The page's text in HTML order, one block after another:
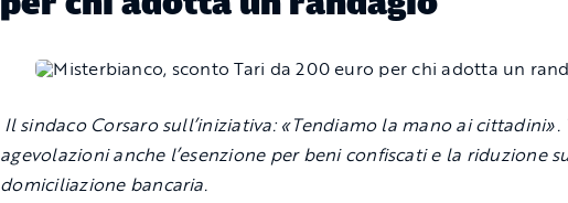
Il sindaco Corsaro sull’iniziativa: «Tendiamo la mano ai cittadini».
agevolazioni anche l’esenzione per beni confiscati e la riduzione
domiciliazione bancaria.